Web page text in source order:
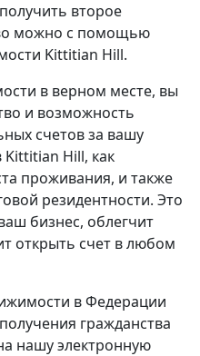
второе
можно с помощью
Kittitian Hill.
в верном месте, вы
и возможность
счетов за вашу
Hill, как
проживания, и также
резидентности. Это
бизнес, облегчит
открыть счет в любом
в Федерации
гражданства
нашу электронную